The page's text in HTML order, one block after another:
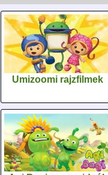
Umizoomi rajzfilmek